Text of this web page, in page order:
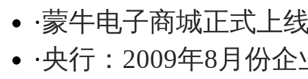
·蒙牛电子商城正式上
·央行：2009年8月份